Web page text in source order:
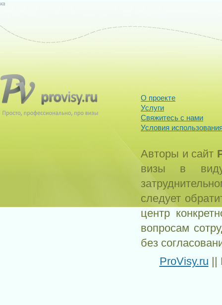
О проекте
Услуги
Свяжитесь с нами
Условия
Авторы и сайт
визы в виду
следует
центр
вопросам
без
ProVisy.ru ||